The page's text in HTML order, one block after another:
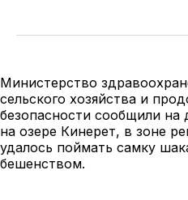
Министерство
сельского хозяйства и
безопасности сообщили на
на озере Кинерет, в зоне
удалось поймать самку
бешенством.